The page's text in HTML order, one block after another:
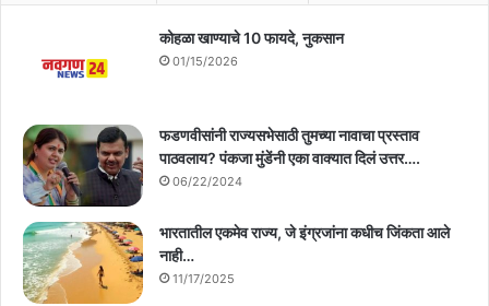
कोहळा खाण्याचे 10 फायदे, नुकसान
01/15/2026
फडणवीसांनी राज्यसभेसाठी तुमच्या नावाचा प्रस्ताव
पाठवलाय? पंकजा मुंडेंनी एका वाक्यात दिलं उत्तर….
06/22/2024
भारतातील एकमेव राज्य, जे इंग्रजांना कधीच जिंकता आले
नाही…
11/17/2025